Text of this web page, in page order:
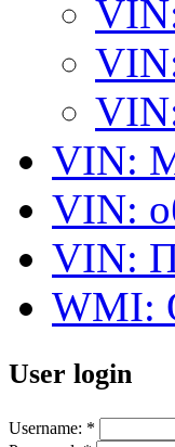
VIN:
VIN:
VIN:
WMI:
User login
Username: *